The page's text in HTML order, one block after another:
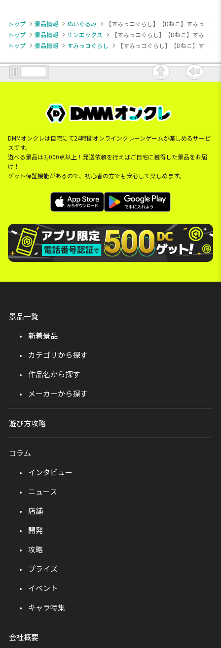
トップ 景品情報 ぬいぐるみ
【すみっコぐらし】【Dねこ】すみっコぐらし ジャムになりきりぬいぐるみBIG
トップ
景品情報 サンエックス
【すみっコぐらし】【Dねこ】すみっコぐらし ジャムになりきりぬいぐるみBIG
トップ
景品情報 すみっコぐらし 【すみっコぐらし】【Dねこ】すみっコぐらし ジャムになりきりぬいぐるみBIG
DMMオンクレは自宅にて24時間オンラインクレーンゲームが楽しめるサービ
スです。
遊べる景品は3,000点以上！発送依頼を行えばご自宅に獲得した景品をお届
け！
ゲット保証機能があるので、初心者の方でも安心して楽しめます。
景品一覧
新着景品
カテゴリから探す
作品名から探す
メーカーから探す
遊び方攻略
コラム
インタビュー
ニュース
店舗
開発
攻略
プライズ
イベント
キャラ特集
会社概要